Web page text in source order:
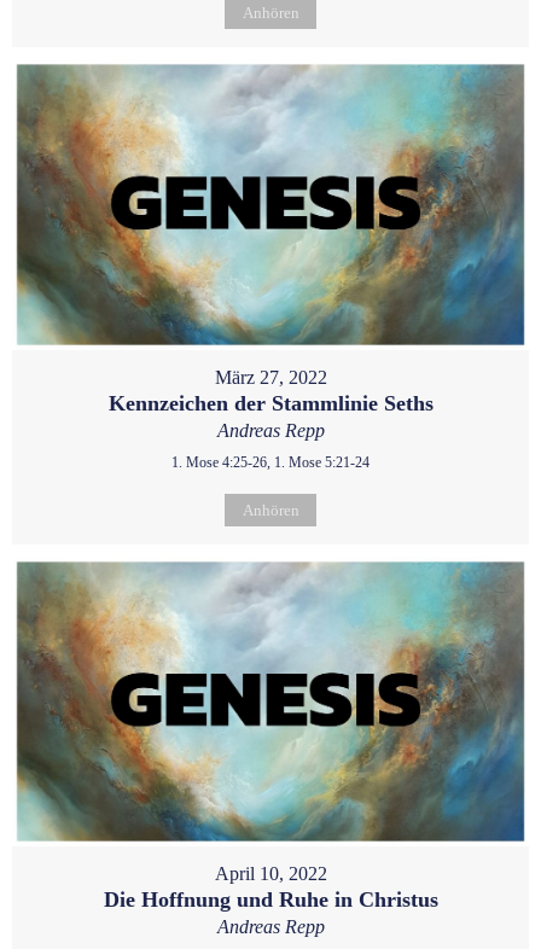
Anhören
März 27, 2022
Kennzeichen der Stammlinie Seths
Andreas Repp
1. Mose 4:25-26, 1. Mose 5:21-24
Anhören
April 10, 2022
Die Hoffnung und Ruhe in Christus
Andreas Repp